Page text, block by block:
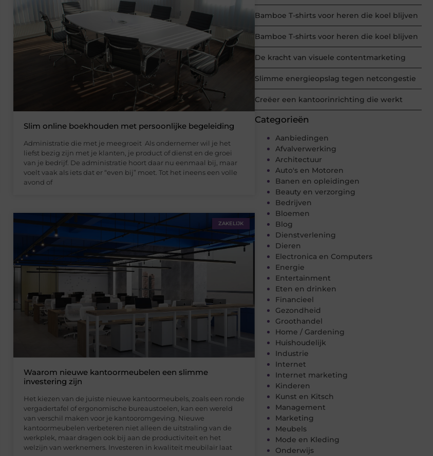
Bamboe T-shirts voor heren die koel blijven
Bamboe T-shirts voor heren die koel blijven
De kracht van visuele contentmarketing
Slimme energieopslag tegen netcongestie
Creëer een kantoorinrichting die werkt
Categorieën
Aanbiedingen
Afvalverwerking
Architectuur
Auto's en Motoren
Banen en opleidingen
Beauty en verzorging
Bedrijven
Bloemen
Blog
Dienstverlening
Dieren
Electronica en Computers
Energie
Entertainment
Eten en drinken
Financieel
Gezondheid
Groothandel
Home / Gardening
Huishoudelijk
Industrie
Internet
Internet marketing
Kinderen
Kunst en Kitsch
Management
Marketing
Meubels
Mode en Kleding
Onderwijs
Slim online boekhouden met persoonlijke begeleiding
Administratie die met je meegroeit Als ondernemer wil je het
liefst bezig zijn met je klanten, je product of dienst en de groei
van je bedrijf. De administratie hoort daar nu eenmaal bij, maar
voelt vaak als iets dat er “even bij” moet. Tot het ineens een volle
avond of
ZAKELIJK
Waarom nieuwe kantoormeubelen een slimme
investering zijn
Het kiezen van de juiste nieuwe kantoormeubels, zoals een ronde
vergadertafel of ergonomische bureaustoelen, kan een wereld
van verschil maken voor je kantooromgeving. Nieuwe
kantoormeubelen verbeteren niet alleen de uitstraling van de
werkplek, maar dragen ook bij aan de productiviteit en het
welzijn van werknemers. Investeren in kwaliteit meubilair laat